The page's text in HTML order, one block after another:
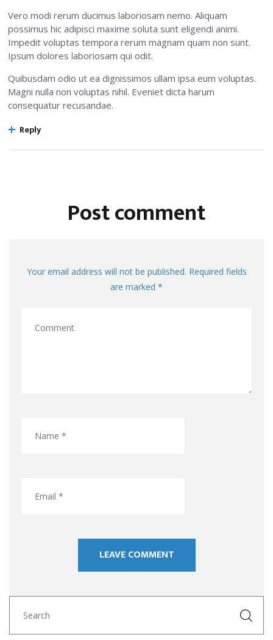
Vero modi rerum ducimus laboriosam nemo. Aliquam
possimus hic adipisci maxime soluta sunt eligendi animi.
Impedit voluptas tempora rerum magnam quam non sunt.
Ipsum dolores laboriosam qui odit.
Quibusdam odio ut ea dignissimos ullam ipsa eum voluptas.
Magni nulla non voluptas nihil. Eveniet dicta harum
consequatur recusandae.
Reply
Post comment
Your email address will not be published. Required fields
are marked *